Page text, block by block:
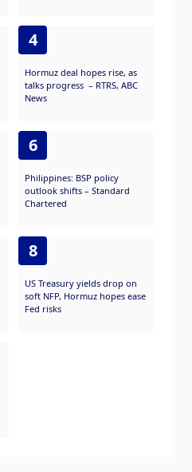
4
Hormuz deal hopes rise, as
talks progress – RTRS, ABC
News
6
Philippines: BSP policy
outlook shifts – Standard
Chartered
8
US Treasury yields drop on
soft NFP, Hormuz hopes ease
Fed risks